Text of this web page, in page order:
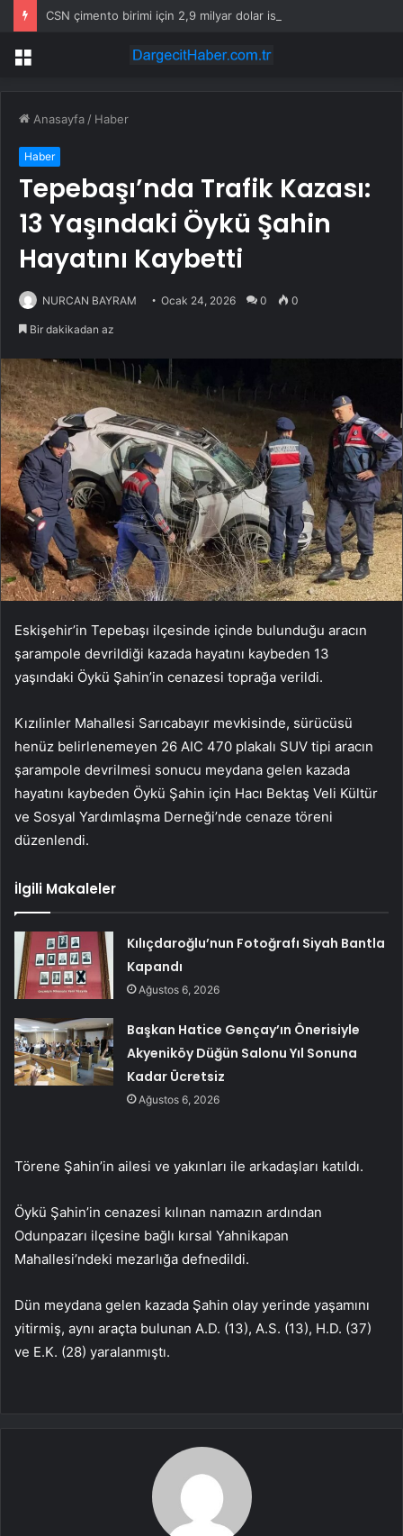
Menü
Anasayfa / Haber
Haber
Tepebaşı’nda Trafik Kazası:
13 Yaşındaki Öykü Şahin
Hayatını Kaybetti
NURCAN BAYRAM Ocak 24, 2026 0 0
Bir dakikadan az
Eskişehir’in Tepebaşı ilçesinde içinde bulunduğu aracın
şarampole devrildiği kazada hayatını kaybeden 13
yaşındaki Öykü Şahin’in cenazesi toprağa verildi.
Kızılinler Mahallesi Sarıcabayır mevkisinde, sürücüsü
henüz belirlenemeyen 26 AIC 470 plakalı SUV tipi aracın
şarampole devrilmesi sonucu meydana gelen kazada
hayatını kaybeden Öykü Şahin için Hacı Bektaş Veli Kültür
ve Sosyal Yardımlaşma Derneği’nde cenaze töreni
düzenlendi.
İlgili Makaleler
Kılıçdaroğlu’nun Fotoğrafı Siyah Bantla
Kapandı
Ağustos 6, 2026
Başkan Hatice Gençay’ın Önerisiyle
Akyeniköy Düğün Salonu Yıl Sonuna
Kadar Ücretsiz
Ağustos 6, 2026
Törene Şahin’in ailesi ve yakınları ile arkadaşları katıldı.
Öykü Şahin’in cenazesi kılınan namazın ardından
Odunpazarı ilçesine bağlı kırsal Yahnikapan
Mahallesi’ndeki mezarlığa defnedildi.
Dün meydana gelen kazada Şahin olay yerinde yaşamını
yitirmiş, aynı araçta bulunan A.D. (13), A.S. (13), H.D. (37)
ve E.K. (28) yaralanmıştı.